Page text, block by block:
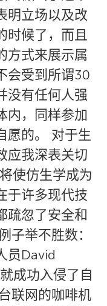
明立场以及改
时候了，而且
方式来展示属
会受到所谓30
没有任何人强
内，同样参加
愿的。 对于生
应我深表关切
使仿生学成为
于许多现代技
疏忽了安全和
子举不胜数：
员David
成功入侵了自
联网的咖啡机